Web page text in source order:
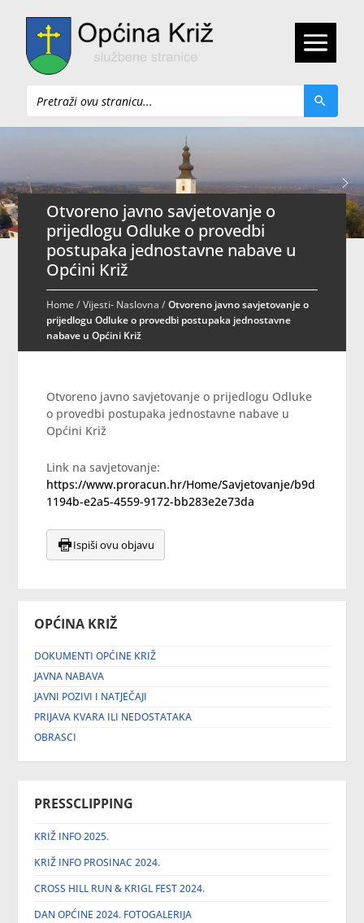
Pretraži
OPĆINA KRIŽ
DOKUMENTI OPĆINE KRIŽ
JAVNA NABAVA
JAVNI POZIVI I NATJEČAJI
PRIJAVA KVARA ILI NEDOSTATAKA
OBRASCI
PRESSCLIPPING
KRIŽ INFO 2025.
KRIŽ INFO PROSINAC 2024.
CROSS HILL RUN & KRIGL FEST 2024.
DAN OPĆINE 2024. FOTOGALERIJA
Otvoreno javno savjetovanje o
prijedlogu Odluke o provedbi
postupaka jednostavne nabave u
Općini Križ
Home/Vijesti- Naslovna /Otvoreno javno savjetovanje o
prijedlogu Odluke o provedbi postupaka jednostavne
nabave u Općini Križ
Otvoreno javno savjetovanje o prijedlogu Odluke
o provedbi postupaka jednostavne nabave u
Općini Križ
Link na savjetovanje:
https://www.proracun.hr/Home/Savjetovanje/b9d
1194b-e2a5-4559-9172-bb283e2e73da
Ispiši ovu objavu